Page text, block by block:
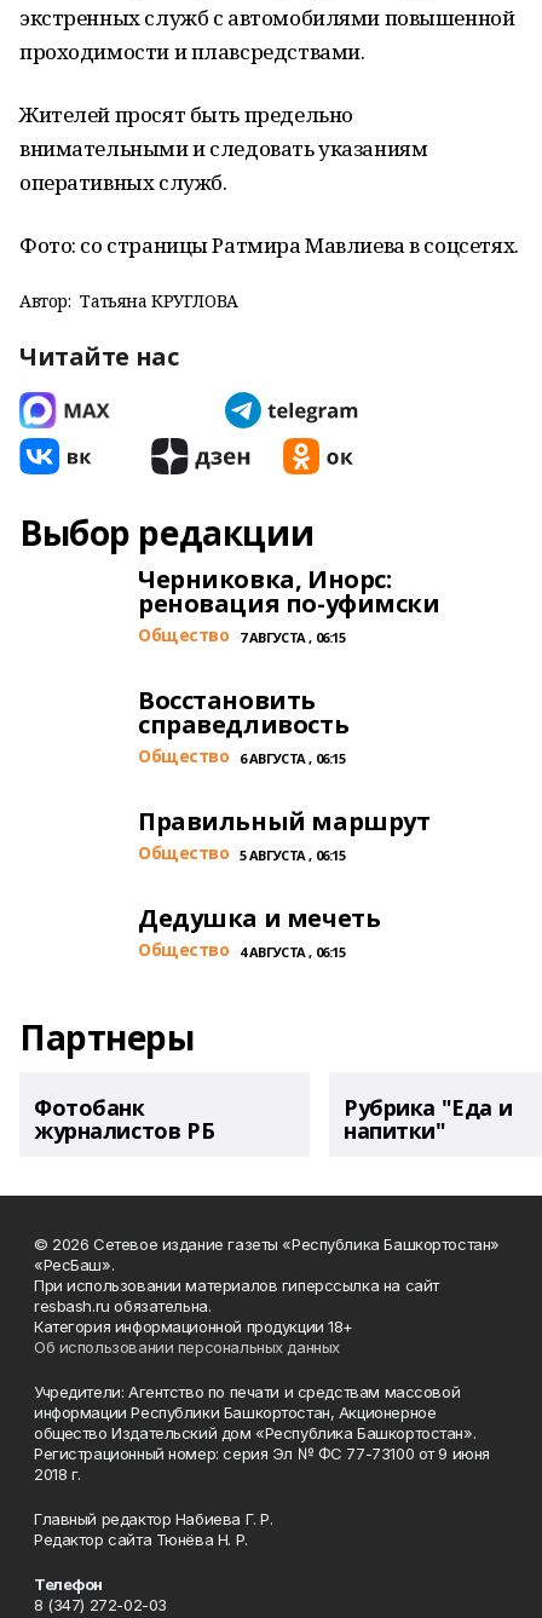
экстренных служб с автомобилями повышенной
проходимости и плавсредствами.
Жителей просят быть предельно
внимательными и следовать указаниям
оперативных служб.
Фото: со страницы Ратмира Мавлиева в соцсетях.
Автор: Татьяна КРУГЛОВА
Читайте нас
Выбор редакции
Черниковка, Инорс:
реновация по-уфимски
Общество 7 АВГУСТА , 06:15
Восстановить
справедливость
Общество 6 АВГУСТА , 06:15
Правильный маршрут
Общество 5 АВГУСТА , 06:15
Дедушка и мечеть
Общество 4 АВГУСТА , 06:15
Партнеры
Фотобанк
журналистов РБ
Рубрика "Еда и
напитки"
© 2026 Сетевое издание газеты «Республика Башкортостан»
«РесБаш».
При использовании материалов гиперссылка на сайт
resbash.ru обязательна.
Категория информационной продукции 18+
Об использовании персональных данных
Учредители: Агентство по печати и средствам массовой
информации Республики Башкортостан, Акционерное
общество Издательский дом «Республика Башкортостан».
Регистрационный номер: серия Эл № ФС 77-73100 от 9 июня
2018 г.
Главный редактор Набиева Г. Р.
Редактор сайта Тюнёва Н. Р.
Телефон
8 (347) 272-02-03